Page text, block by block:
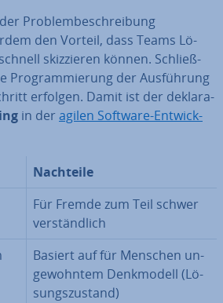
Pro­blem­be­schrei­bung
den Vorteil, dass Teams Lö­
skiz­zie­ren können. Schließ­
Pro­gram­mie­rung der Aus­füh­rung
erfolgen. Damit ist der de­kla­ra­
in der agilen Software-Ent­wick­
Nachteile
Für Fremde zum Teil schwer
ver­ständ­lich
Basiert auf für Menschen un­
ge­wohn­tem Denk­mo­dell (Lö­
sungs­zu­stand)